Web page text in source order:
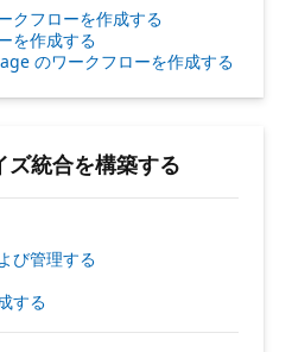
クフローを作成する
を作成する
のワークフローを作成する
ズ統合を構築する
び管理する
する